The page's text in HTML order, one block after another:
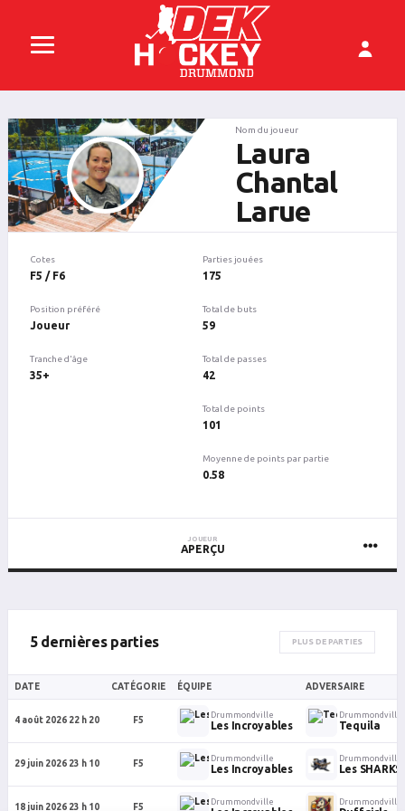
Nom du joueur
Laura
Chantal
Larue
Cotes
F5 / F6
Position préféré
Joueur
Tranche d'âge
35+
Parties jouées
175
Total de buts
59
Total de passes
42
Total de points
101
Moyenne de points par partie
0.58
JOUEUR
APERÇU
5 dernières parties PLUS DE PARTIES
DATE CATÉGORIE ÉQUIPE ADVERSAIRE
4 août 2026 22 h 20 F5
Drummondville
Les Incroyables
Drummondville
Tequila
29 juin 2026 23 h 10 F5
Drummondville
Les Incroyables
Drummondville
Les SHARKS
18 juin 2026 23 h 10 F5
Drummondville Drummondville